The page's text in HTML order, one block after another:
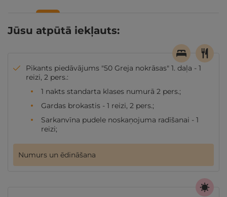
Jūsu atpūtā iekļauts:
Pikants piedāvājums "50 Greja nokrāsas" 1. daļa - 1
reizi, 2 pers.:
1 nakts standarta klases numurā 2 pers.;
Gardas brokastis - 1 reizi, 2 pers.;
Sarkanvīna pudele noskaņojuma radīšanai - 1
reizi;
Numurs un ēdināšana